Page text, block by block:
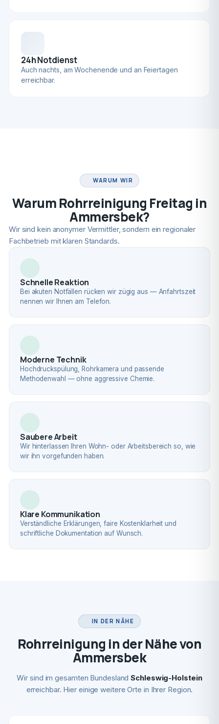
24h Notdienst
Auch nachts, am Wochenende und an Feiertagen
erreichbar.
WARUM WIR
Warum Rohrreinigung Freitag in
Ammersbek?
Wir sind kein anonymer Vermittler, sondern ein regionaler
Fachbetrieb mit klaren Standards.
Schnelle Reaktion
Bei akuten Notfällen rücken wir zügig aus — Anfahrtszeit
nennen wir Ihnen am Telefon.
Moderne Technik
Hochdruckspülung, Rohrkamera und passende
Methodenwahl — ohne aggressive Chemie.
Saubere Arbeit
Wir hinterlassen Ihren Wohn- oder Arbeitsbereich so, wie
wir ihn vorgefunden haben.
Klare Kommunikation
Verständliche Erklärungen, faire Kostenklarheit und
schriftliche Dokumentation auf Wunsch.
IN DER NÄHE
Rohrreinigung in der Nähe von
Ammersbek
Wir sind im gesamten BundeslandSchleswig-Holstein
erreichbar. Hier einige weitere Orte in Ihrer Region.